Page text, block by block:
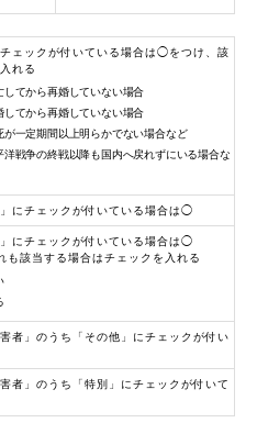
ェックが付いている場合は◯をつけ、該
れる
てから再婚していない場合
てから再婚していない場合
一定期間以上明らかでない場合など
戦争の終戦以降も国内へ戻れずにいる場合な
にチェックが付いている場合は◯
にチェックが付いている場合は◯
も該当する場合はチェックを入れる
者」のうち「その他」にチェックが付い
者」のうち「特別」にチェックが付いて